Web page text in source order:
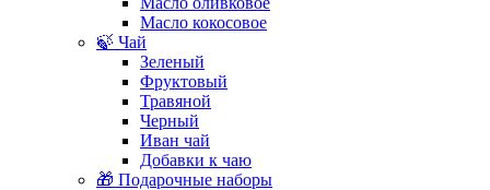
Масло кокосовое
🍃 Чай
Зеленый
Фруктовый
Травяной
Черный
Иван чай
Добавки к чаю
🎁 Подарочные наборы